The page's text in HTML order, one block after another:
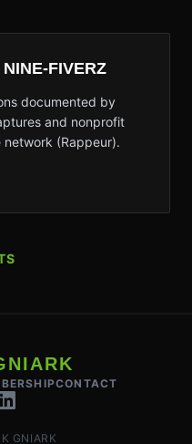
FIVERZ
documented by
and nonprofit
(Rappeur).
CONTACT
GNIARK